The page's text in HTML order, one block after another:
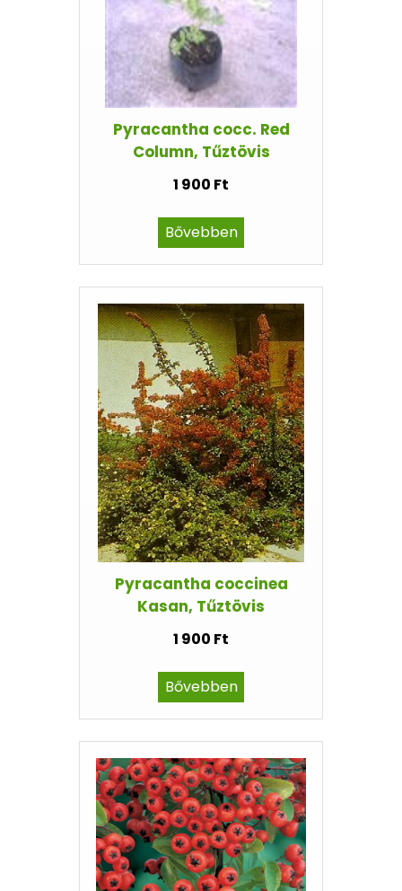
Pyracantha cocc. Red
Column, Tűztövis
1 900 Ft
Bővebben
Pyracantha coccinea
Kasan, Tűztövis
1 900 Ft
Bővebben